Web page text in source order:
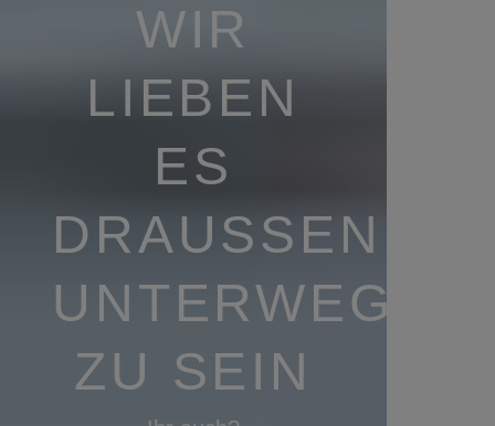
WIR
LIEBEN
ES
DRAUSSEN U
NTERWEGS Z
U SEIN